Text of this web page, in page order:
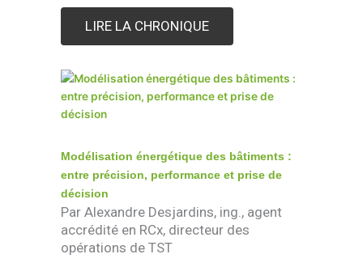
LIRE LA CHRONIQUE
Modélisation énergétique des bâtiments :
entre précision, performance et prise de
décision
Par Alexandre Desjardins, ing., agent
accrédité en RCx, directeur des
opérations de TST